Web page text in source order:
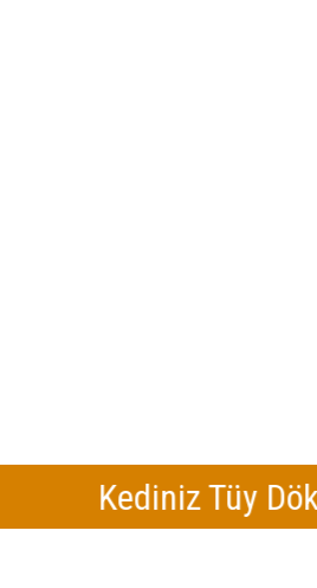
Tüy Döküyorsa